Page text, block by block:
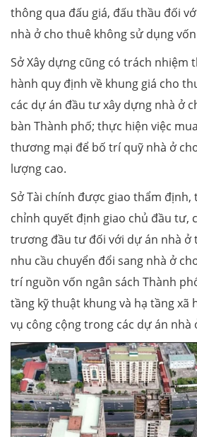
thông qua đấu giá, đấu thầu đối
nhà ở cho thuê không sử dụng
Sở Xây dựng cũng có trách nhiệm
hành quy định về khung giá cho
các dự án đầu tư xây dựng nhà ở
bàn Thành phố; thực hiện việc
thương mại để bố trí quỹ nhà ở
lượng cao.
Sở Tài chính được giao thẩm
chỉnh quyết định giao chủ đầu tư,
trương đầu tư đối với dự án nhà ở
nhu cầu chuyển đổi sang nhà ở
trí nguồn vốn ngân sách Thành
tầng kỹ thuật khung và hạ tầng xã
vụ công cộng trong các dự án nhà